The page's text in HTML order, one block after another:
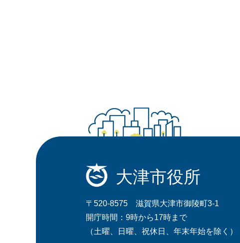
大津市役所
〒520-8575 滋賀県大津市御陵町3-1
開庁時間：9時から17時まで
（土曜、日曜、祝休日、年末年始を除く）